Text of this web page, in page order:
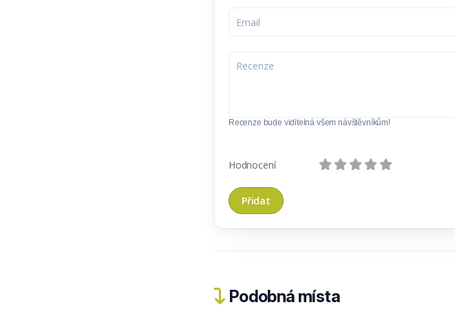
Recenze bude viditelná všem návštěvníkům!
Hodnocení
Podobná místa